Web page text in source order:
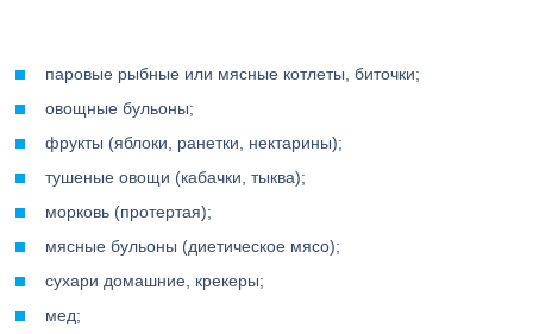
паровые рыбные или мясные котлеты, биточки;
овощные бульоны;
фрукты (яблоки, ранетки, нектарины);
тушеные овощи (кабачки, тыква);
морковь (протертая);
мясные бульоны (диетическое мясо);
сухари домашние, крекеры;
мед;